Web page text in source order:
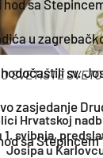
sa
u
sv.
zasjedanje
sa
SVETIŠTE
Hrvatskoj
svibnja,
Josipa u